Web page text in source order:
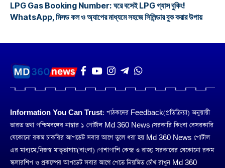
LPG Gas Booking Number: ঘরে বসেই LPG গ্যাস বুকিং!
WhatsApp, মিসড কল ও অ্যাপের মাধ্যমে সহজে সিলিন্ডার বুক করার উপায়
Information You Can Trust: পাঠকদের Feedback(প্রতিক্রিয়া) অনুয়ায়ী
ভারত তথা পশ্চিমবঙ্গের নাম্বার ১ পোর্টাল Md 360 News। সরকারি কিংবা বেসরকারি
যেকোনো রকম চাকরির আপডেট সবার আগে তুলে ধরা হয় Md 360 News পোর্টাল
এর মাধ্যমে,নিজস্ব মাতৃভাষায়(বাংলা)। পাশাপাশি কেন্দ্র ও রাজ্য সরকারের যেকোনো রকম
স্কলারশিপ ও প্রকল্পের আপডেট সবার আগে পেতে নিয়মিত চোঁখ রাখুন Md 360